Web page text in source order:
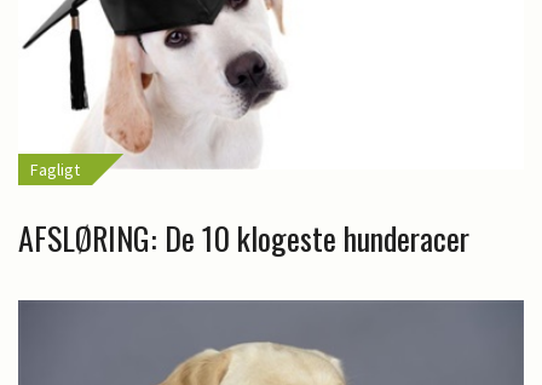
Fagligt
AFSLØRING: De 10 klogeste hunderacer